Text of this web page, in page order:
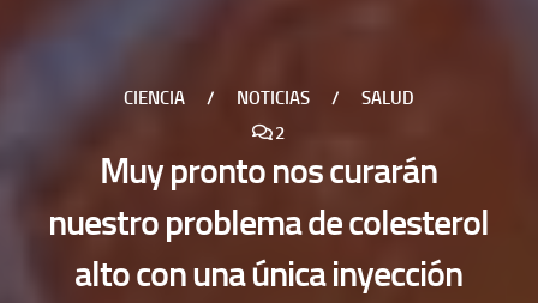
CIENCIA / NOTICIAS /
SALUD
2
Muy pronto nos curarán
nuestro problema de colesterol
alto con una única inyección